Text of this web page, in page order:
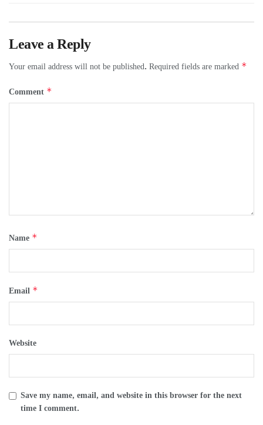
Leave a Reply
Your email address will not be published. Required fields are marked *
Comment *
Name *
Email *
Website
Save my name, email, and website in this browser for the next
time I comment.